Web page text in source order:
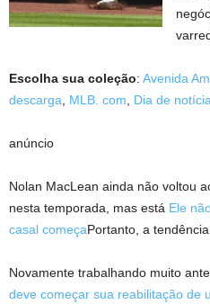
Escolha sua coleção: Avenida
descarga
MLB. com Dia de
anúncio
Nolan MacLean ainda não voltou
nesta temporada, mas está Ele
casal começaPortanto, a
Novamente trabalhando muito
deve começar sua reabilitação de